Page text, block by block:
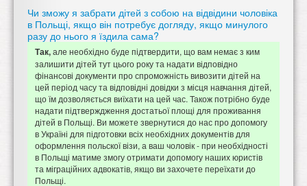
Чи зможу я забрати дітей з собою на відвідини чоловіка
в Польщі, якщо він потребує догляду, якщо минулого
разу до нього я їздила сама?
Так,але необхідно буде підтвердити, що вам немає з ким
залишити дітей тут цього року та надати відповідно
фінансові документи про спроможність вивозити дітей на
цей період часу та відповідні довідки з місця навчання дітей,
що їм дозволяється виїхати на цей час. Також потрібно буде
надати підтверждження достатьої площі для проживання
дітей в Польщі. Ви можете звернутися до нас про допомогу
в Україні для підготовки всіх необхідних документів для
оформлення польскої візи, а ваш чоловік - при необхідності
в Польщі матиме змогу отримати допомогу наших юристів
та міграційних адвокатів, якщо ви захочете переїхати до
Польщі.